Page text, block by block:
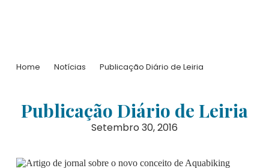
Home Notícias Publicação Diário de Leiria
Publicação Diário de Leiria
Setembro 30, 2016